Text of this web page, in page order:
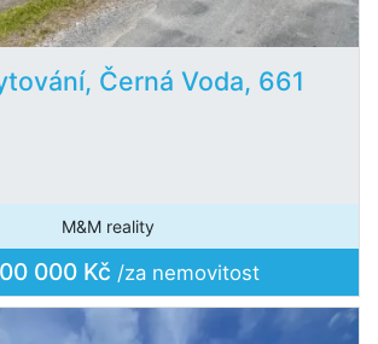
Černá Voda, 661
M&M reality
000 Kč /za nemovitost